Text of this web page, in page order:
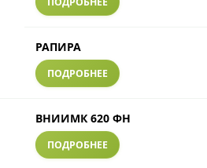
РАПИРА
ПОДРОБНЕЕ
ВНИИМК 620 ФН
ПОДРОБНЕЕ